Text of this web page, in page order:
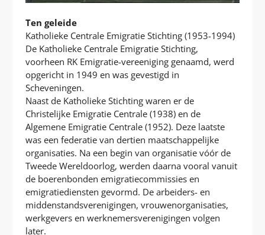
Ten geleide
Katholieke Centrale Emigratie Stichting (1953-1994)
De Katholieke Centrale Emigratie Stichting,
voorheen RK Emigratie-vereeniging genaamd, werd
opgericht in 1949 en was gevestigd in
Scheveningen.
Naast de Katholieke Stichting waren er de
Christelijke Emigratie Centrale (1938) en de
Algemene Emigratie Centrale (1952). Deze laatste
was een federatie van dertien maatschappelijke
organisaties. Na een begin van organisatie vóór de
Tweede Wereldoorlog, werden daarna vooral vanuit
de boerenbonden emigratiecommissies en
emigratiediensten gevormd. De arbeiders- en
middenstandsverenigingen, vrouwenorganisaties,
werkgevers en werknemersverenigingen volgen
later.